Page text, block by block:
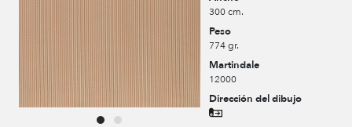
300 cm.
Peso
774 gr.
Martindale
12000
Dirección del dibujo